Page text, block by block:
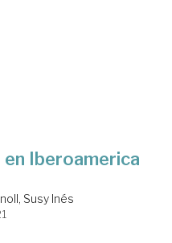
en Iberoamerica
Susy Inés